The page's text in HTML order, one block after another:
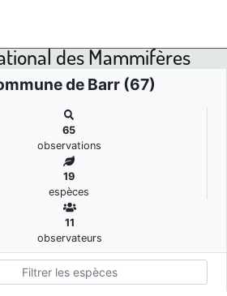
des Mammifères
de Barr (67)
65
observations
19
espèces
11
observateurs